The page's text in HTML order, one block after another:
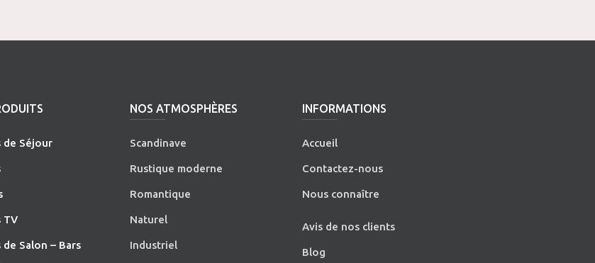
de Séjour
TV
de Salon – Bars
NOS ATMOSPHÈRES
Scandinave
Rustique moderne
Romantique
Naturel
Industriel
INFORMATIONS
Accueil
Contactez-nous
Nous connaître
Avis de nos clients
Blog